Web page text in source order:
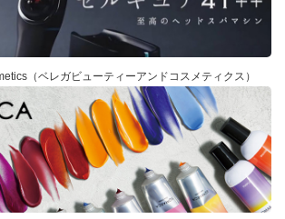
（ベレガビューティーアンドコスメティクス）